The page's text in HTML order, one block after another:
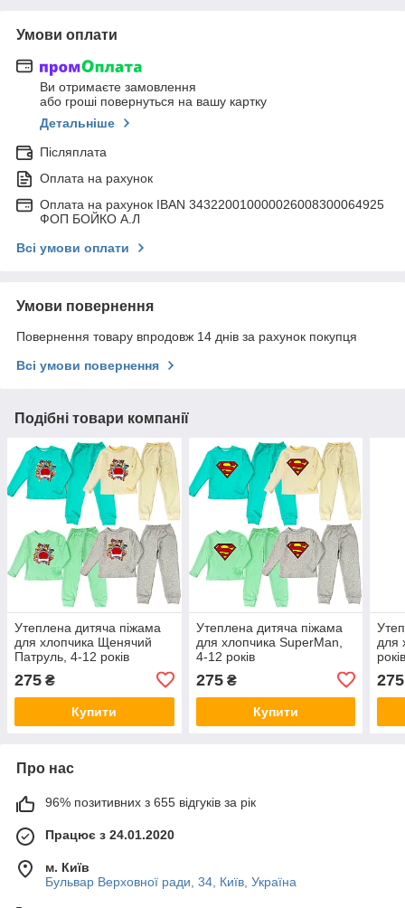
Умови оплати
Ви отримаєте замовлення
або гроші повернуться на вашу картку
Детальніше
Післяплата
Оплата на рахунок
Оплата на рахунок IBAN 343220010000026008300064925
ФОП БОЙКО А.Л
Всі умови оплати
Умови повернення
Повернення товару впродовж 14 днів за рахунок покупця
Всі умови повернення
Подібні товари компанії
Утеплена дитяча піжама
для хлопчика Щенячий
Патруль, 4-12 років
275 ₴
Купити
Утеплена дитяча піжама
для хлопчика SuperMan,
4-12 років
275₴
Купити
для
275
Про нас
96% позитивних з 655 відгуків за рік
Працює з 24.01.2020
м. Київ
Бульвар Верховної ради, 34, Київ, Україна